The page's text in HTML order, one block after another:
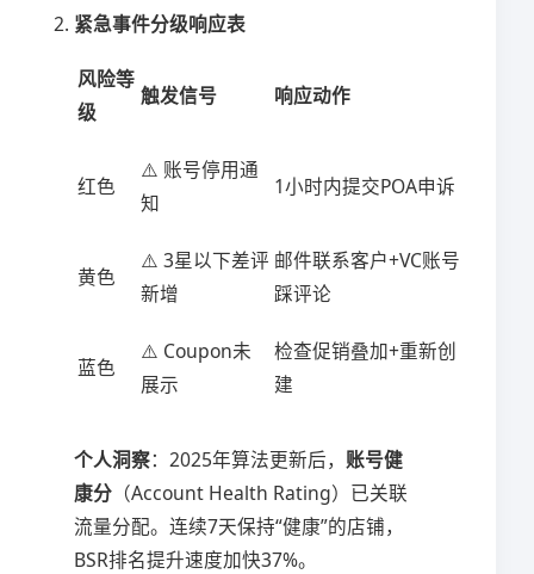
​紧急事件分级响应表​
风险等
级
触发信号 响应动作
红色
⚠️ 账号停用通
知
1小时内提交POA申诉
黄色
⚠️ 3星以下差评
新增
邮件联系客户+VC账号
踩评论
蓝色
⚠️ Coupon未
展示
检查促销叠加+重新创
建
​个人洞察​​：2025年算法更新后，​ ​账号健
康分​ ​（Account Health Rating）已关联
流量分配。连续7天保持“健康”的店铺，
BSR排名提升速度加快37%。